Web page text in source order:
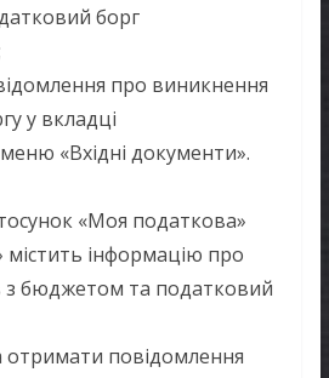
борг
про виникнення
у вкладці
«Вхідні документи».
«Моя податкова»
містить інформацію про
з бюджетом та податковий
повідомлення